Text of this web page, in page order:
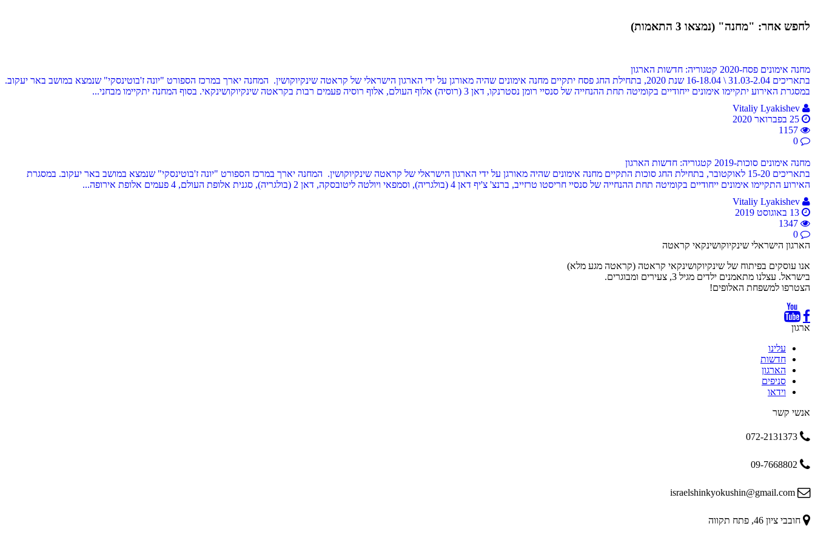
לחפש אחר: "מחנה" (נמצאו 3 התאמות)
מחנה אימונים פסח-2020
קטגוריה: חדשות הארגון
בתאריכים 31.03-2.04 \ 16-18.04 שנת 2020, בתחילת החג פסח יתקיים מחנה אימונים שהיה מאורגן על ידי הארגון הישראלי של קראטה שינקיוקושין. המחנה יארך במרכז הספורט "יונה ז'בוטינסקי" שנמצא במושב באר יעקוב.
במסגרת האירוע יתקיימו אימונים ייחודיים בקומיטה תחת ההנחייה של סנסיי רומן נסטרנקו, דאן 3 (רוסיה) אלוף העולם, אלוף רוסיה פעמים רבות בקראטה שינקיוקושינקאי. בסוף המחנה יתקיימו מבחני...
Vitaliy Lyakishev
25 בפברואר 2020
1157
0
מחנה אימונים סוכות-2019
קטגוריה: חדשות הארגון
בתאריכים 15-20 לאוקטובר, בתחילת החג סוכות התקיים מחנה אימונים שהיה מאורגן על ידי הארגון הישראלי של קראטה שינקיוקושין. המחנה יארך במרכז הספורט "יונה ז'בוטינסקי" שנמצא במושב באר יעקוב. במסגרת
האירוע התקיימו אימונים ייחודיים בקומיטה תחת ההנחייה של סנסיי חריסטו טרזייב, ברנצ' צ'יף דאן 4 (בולגריה), וסמפאי ויולטה ליטובסקה, דאן 2 (בולגריה), סגנית אלופת העולם, 4 פעמים אלופת אירופה...
Vitaliy Lyakishev
13 באוגוסט 2019
1347
0
הארגון הישראלי שינקיוקושינקאי קראטה
אנו עוסקים בפיתוח של שינקיוקושינקאי קראטה (קראטה מגע מלא)
בישראל. עצלנו מתאמנים ילדים מגיל 3, צעירים ומבוגרים.
הצטרפו למשפחת האלופים!
ארגון
עלינו
חדשות
הארגון
סניפים
וידאו
אנשי קשר
חובבי ציון 46, פתח תקווה